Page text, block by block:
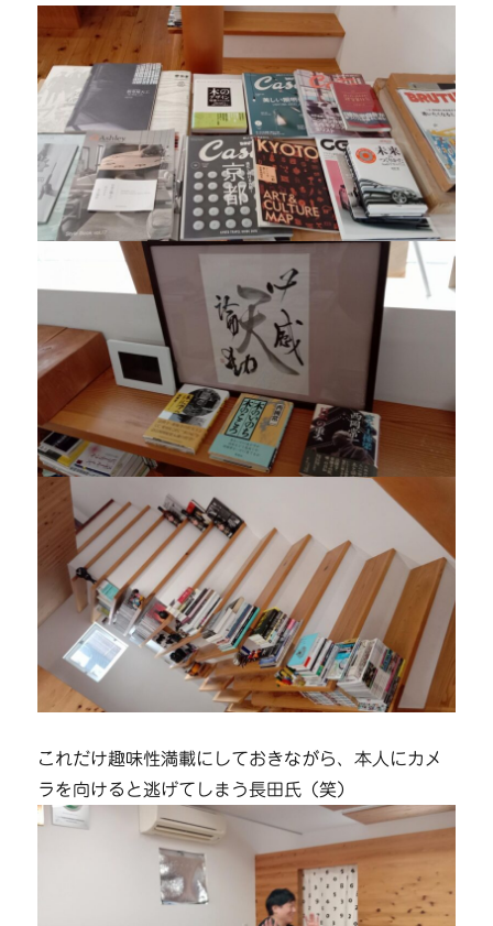
これだけ趣味性満載にしておきながら、本人にカメ
ラを向けると逃げてしまう長田氏（笑）